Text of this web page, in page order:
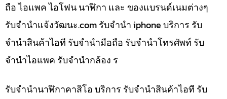
ถือ ไอแพค ไอโฟน นาฬิกา และ ของแบรนด์เนมต่างๆ
รับจํานําแจ้งวัฒนะ.com รับจำนำ iphone บริการ รับ
จำนำสินค้าไอที รับจำนำมือถือ รับจำนำโทรศัพท์ รับ
จำนำไอแพค รับจำนำกล้อง ร
รับจำนำนาฬิกาคาสิโอ บริการ รับจำนำสินค้าไอที รับ